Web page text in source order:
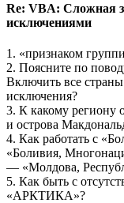
Re: VBA: Сложная
исключениями
1. «признаком
2. Поясните по
Включить все
исключения?
3. К какому региону
и острова
4. Как работать с
«Боливия,
— «Молдова,
5. Как быть с
«АРКТИКА»?